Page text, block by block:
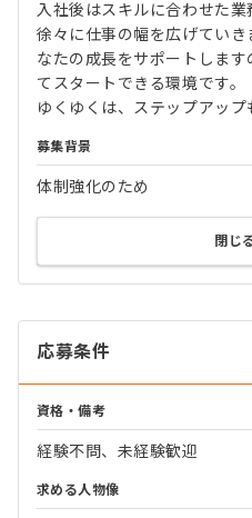
入社後はスキルに合わせた業
徐々に仕事の幅を広げてい
なたの成長をサポートしま
てスタートできる環境です。
ゆくゆくは、ステップアップ
募集背景
体制強化のため
閉じ
応募条件
資格・備考
経験不問、未経験歓迎
求める人物像